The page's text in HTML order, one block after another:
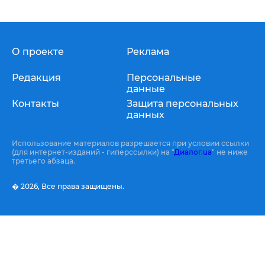
О проекте
Редакция
Контакты
Реклама
Персональные
данные
Защита персональных
данных
Использование материалов разрешается при условии ссылки
(для интернет-изданий - гиперссылки) на "Диалог.ua" не ниже
третьего абзаца.
� 2026, Все права защищены.